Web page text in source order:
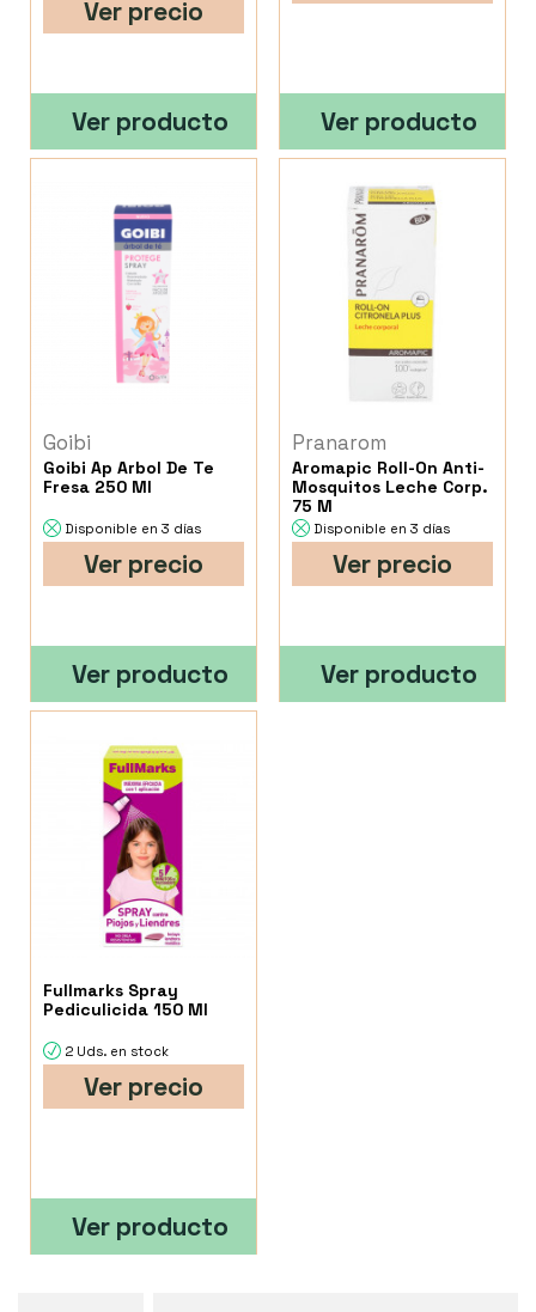
Ver precio
Ver producto Ver producto
Goibi
Goibi Ap Arbol De Te
Fresa 250 Ml
Disponible en 3 días
Ver precio
Ver producto
Pranarom
Aromapic Roll-On Anti-
Mosquitos Leche Corp.
75 M
Disponible en 3 días
Ver precio
Ver producto
Fullmarks Spray
Pediculicida 150 Ml
2 Uds. en stock
Ver precio
Ver producto